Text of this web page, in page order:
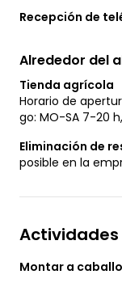
Recepción de
Alrededor del
Tienda agrícola
Horario de
go: MO-SA 7-20
Eliminación de
posible en la
Actividades
Montar a caballo